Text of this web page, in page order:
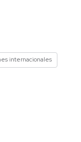
internacionales